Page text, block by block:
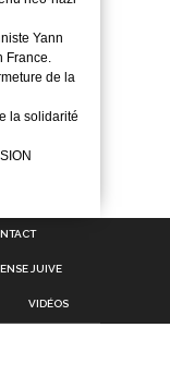
Yann
France.
de la
la solidarité
JUIVE
VIDÉOS